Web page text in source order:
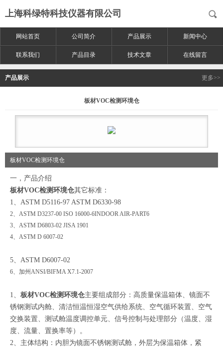
上海科绿特科技仪器有限公司
网站首页 公司简介 产品展示 新闻中心
联系我们 产品目录 技术文章 在线留言
产品展示 更多>>
板材VOC检测环境仓
板材VOC检测环境仓
一，产品介绍
板材VOC检测环境仓其它标准：
1、ASTM D5116-97 ASTM D6330-98
2、ASTM D3237-00 ISO 16000-6INDOOR AIR-PART6
3、ASTM D6803-02 JISA 1901
4、ASTM D 6007-02
5、ASTM D6007-02
6、加州ANSI/BIFMA X7.1-2007
1、 板材VOC检测环境仓主要组成部分：高质量保温箱体、镜面不
锈钢测试内舱、清洁恒温恒湿空气供给系统、空气循环装置、空气
交换装置、测试舱温度调控单元、信号控制与处理部分（温度、湿
度、流量、置换率等）。
2、主体结构：内胆为镜面不锈钢测试舱，外层为保温箱体，紧